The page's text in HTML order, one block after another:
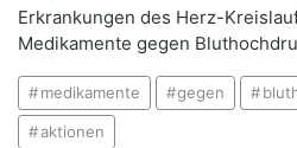
Erkrankungen des Herz-
Medikamente gegen
medikamente gegen
aktionen